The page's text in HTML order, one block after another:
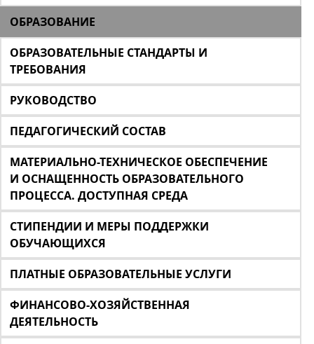
ОБРАЗОВАНИЕ
ОБРАЗОВАТЕЛЬНЫЕ СТАНДАРТЫ И
ТРЕБОВАНИЯ
РУКОВОДСТВО
ПЕДАГОГИЧЕСКИЙ СОСТАВ
МАТЕРИАЛЬНО-ТЕХНИЧЕСКОЕ ОБЕСПЕЧЕНИЕ
И ОСНАЩЕННОСТЬ ОБРАЗОВАТЕЛЬНОГО
ПРОЦЕССА. ДОСТУПНАЯ СРЕДА
СТИПЕНДИИ И МЕРЫ ПОДДЕРЖКИ
ОБУЧАЮЩИХСЯ
ПЛАТНЫЕ ОБРАЗОВАТЕЛЬНЫЕ УСЛУГИ
ФИНАНСОВО-ХОЗЯЙСТВЕННАЯ
ДЕЯТЕЛЬНОСТЬ